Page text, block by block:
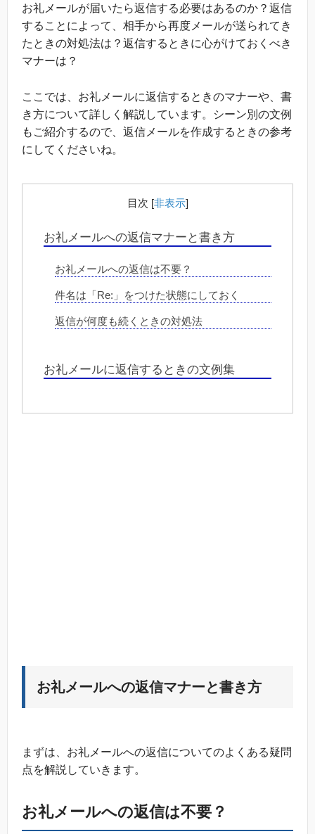
お礼メールが届いたら返信する必要はあるのか？返信
することによって、相手から再度メールが送られてき
たときの対処法は？返信するときに心がけておくべき
マナーは？
ここでは、お礼メールに返信するときのマナーや、書
き方について詳しく解説しています。シーン別の文例
もご紹介するので、返信メールを作成するときの参考
にしてくださいね。
目次 [非表示]
お礼メールへの返信マナーと書き方
お礼メールへの返信は不要？
件名は「Re:」をつけた状態にしておく
返信が何度も続くときの対処法
お礼メールに返信するときの文例集
お礼メールへの返信マナーと書き方
まずは、お礼メールへの返信についてのよくある疑問
点を解説していきます。
お礼メールへの返信は不要？